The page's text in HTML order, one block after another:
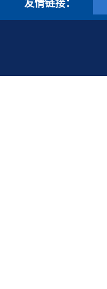
友情链接：